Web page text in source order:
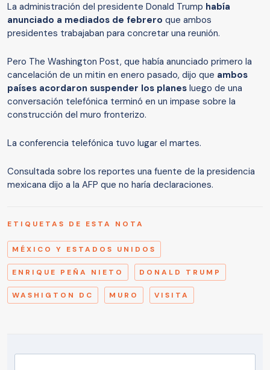
La administración del presidente Donald Trump había
anunciado a mediados de febrero que ambos
presidentes trabajaban para concretar una reunión.
Pero The Washington Post, que había anunciado primero la
cancelación de un mitin en enero pasado, dijo que ambos
países acordaron suspender los planes luego de una
conversación telefónica terminó en un impase sobre la
construcción del muro fronterizo.
La conferencia telefónica tuvo lugar el martes.
Consultada sobre los reportes una fuente de la presidencia
mexicana dijo a la AFP que no haría declaraciones.
ETIQUETAS DE ESTA NOTA
MÉXICO Y ESTADOS UNIDOS
ENRIQUE PEÑA NIETO DONALD TRUMP
WASHIGTON DC MURO VISITA